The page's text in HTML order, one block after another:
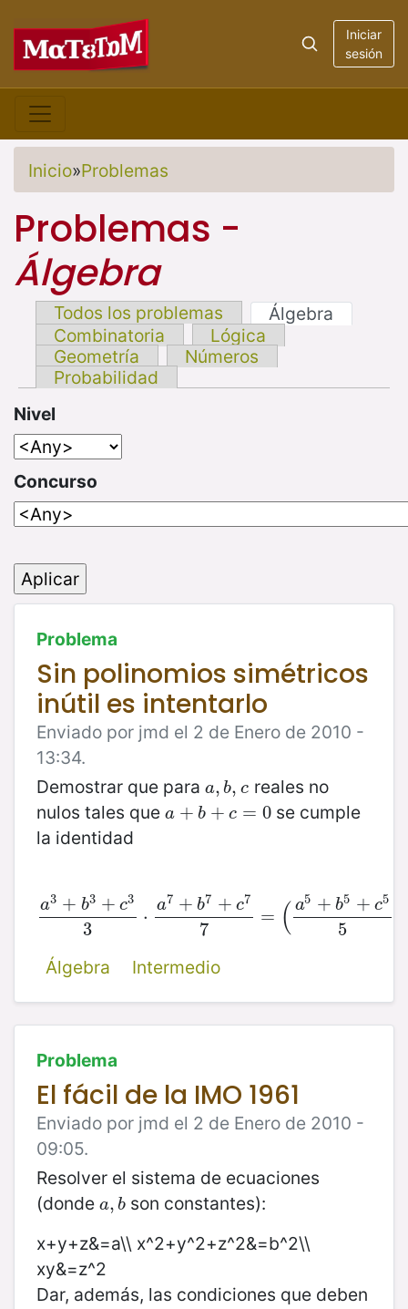
Iniciar
sesión
Inicio»Problemas
Problemas -
Álgebra
Todos los problemas
Álgebra
Combinatoria
Lógica
Geometría
Números
Probabilidad
Nivel
Concurso
Problema
Sin polinomios simétricos
inútil es intentarlo
Enviado por jmd el 2 de Enero de 2010 -
13:34.
Demostrar que para a, b, c
a,b,c reales no
nulos tales que a + b + c = 0
a +b + c=0
se cumple
la identidad
a3 + b3 + c3
3
⋅
a7 + b7 + c7
7
= ( a5 + b5 + c5
5
a3+b3+c 3 3⋅a7+b7+c77 =( a 5+b5+c55)2
Álgebra Intermedio
Problema
El fácil de la IMO 1961
Enviado por jmd el 2 de Enero de 2010 -
09:05.
Resolver el sistema de ecuaciones
(donde a, b
a,b son constantes):
x+y+z&=a\\ x^2+y^2+z^2&=b^2\\
xy&=z^2
Dar, además, las condiciones que deben